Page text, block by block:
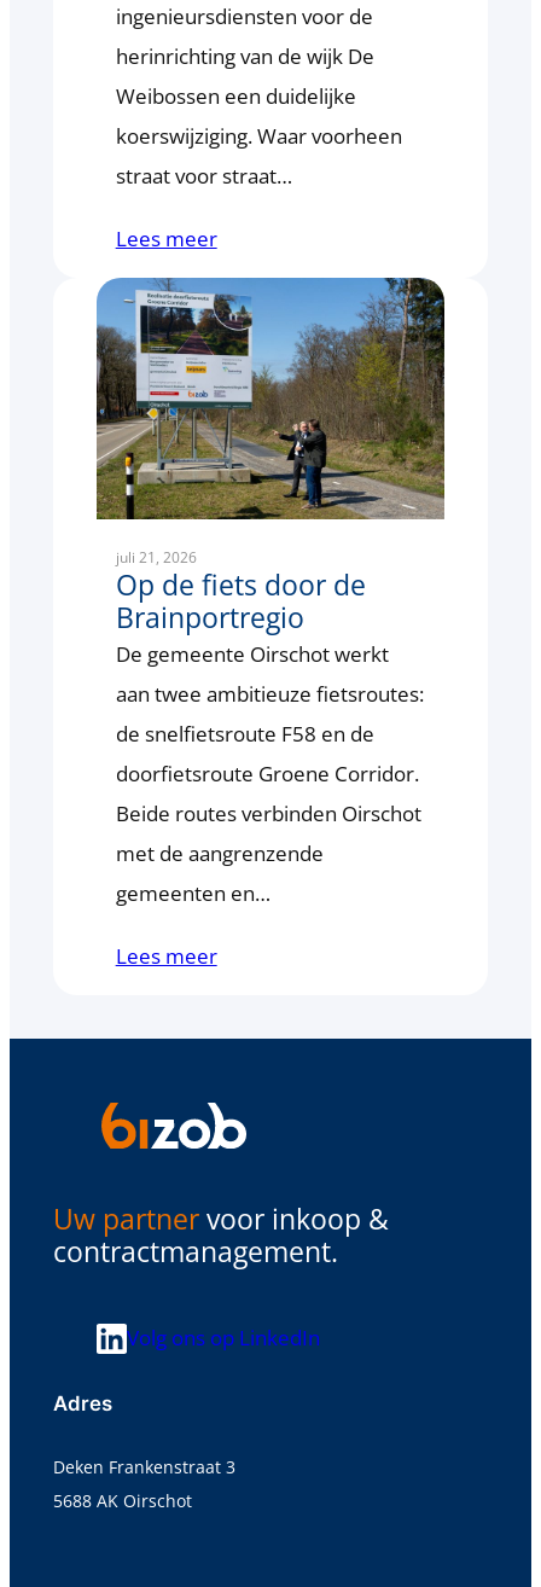
ingenieursdiensten voor de
herinrichting van de wijk De
Weibossen een duidelijke
koerswijziging. Waar voorheen
straat voor straat…
Lees meer
juli 21, 2026
Op de fiets door de
Brainportregio
De gemeente Oirschot werkt
aan twee ambitieuze fietsroutes:
de snelfietsroute F58 en de
doorfietsroute Groene Corridor.
Beide routes verbinden Oirschot
met de aangrenzende
gemeenten en…
Lees meer
Uw partnervoor inkoop &
contractmanagement.
Volg ons op LinkedIn
Adres
Deken Frankenstraat 3
5688 AK Oirschot